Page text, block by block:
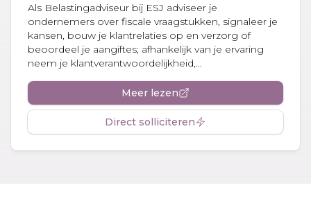
Als Belastingadviseur bij ESJ adviseer je
ondernemers over fiscale vraagstukken, signaleer je
kansen, bouw je klantrelaties op en verzorg of
beoordeel je aangiftes; afhankelijk van je ervaring
neem je klantverantwoordelijkheid,...
Meer lezen
Direct solliciteren